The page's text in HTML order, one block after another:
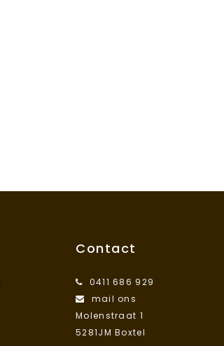
Contact
0411 686 929
mail ons
Molenstraat 1
5281JM Boxtel